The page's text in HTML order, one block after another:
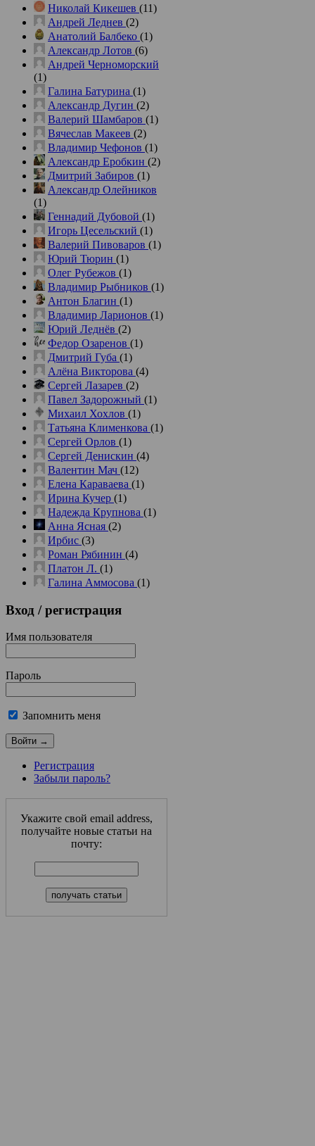
Николай Кикешев (11)
Андрей Леднев (2)
Анатолий Балбеко (1)
Александр Лотов (6)
Андрей Черноморский
(1)
Галина Батурина (1)
Александр Дугин (2)
Валерий Шамбаров (1)
Вячеслав Макеев (2)
Владимир Чефонов (1)
Александр Еробкин (2)
Дмитрий Забиров (1)
Александр Олейников
(1)
Геннадий Дубовой (1)
Игорь Цесельский (1)
Валерий Пивоваров (1)
Юрий Тюрин (1)
Олег Рубежов (1)
Владимир Рыбников (1)
Антон Благин (1)
Владимир Ларионов (1)
Юрий Леднёв (2)
Федор Озаренов (1)
Дмитрий Губа (1)
Алёна Викторова (4)
Сергей Лазарев (2)
Павел Задорожный (1)
Михаил Хохлов (1)
Татьяна Клименкова (1)
Сергей Орлов (1)
Сергей Денискин (4)
Валентин Мач (12)
Елена Караваева (1)
Ирина Кучер (1)
Надежда Крупнова (1)
Анна Ясная (2)
Ирбис (3)
Роман Рябинин (4)
Платон Л. (1)
Галина Аммосова (1)
Вход / регистрация
Имя пользователя
Пароль
Запомнить меня
Регистрация
Забыли пароль?
Укажите свой email address,
получайте новые статьи на
почту: